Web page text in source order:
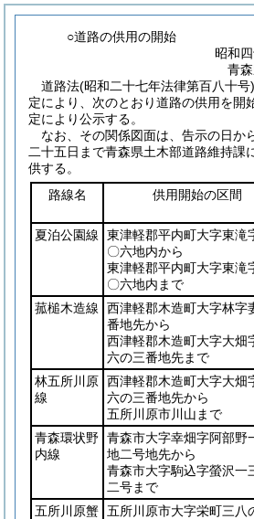
○道路の供用の開始
昭和
青
道路法(昭和二十七年法律第百八十号)
定により、次のとおり道路の供用を開
定により公示する。
なお、その関係図面は、告示の日か
二十五日まで青森県土木部道路維持課
供する。
路線名
供用開始の区間
夏泊公園線
東津軽郡平内町大字東滝
〇六地内から
東津軽郡平内町大字東滝
〇六地内まで
菰槌木造線
西津軽郡木造町大字林字
番地先から
西津軽郡木造町大字大畑
六の三番地先まで
林五所川原
線
西津軽郡木造町大字大畑
六の三番地先から
五所川原市川山まで
青森環状野
内線
青森市大字幸畑字阿部野
地二号地先から
青森市大字駒込字螢沢一
二号まで
五所川原蟹 五所川原市大字栄町三八